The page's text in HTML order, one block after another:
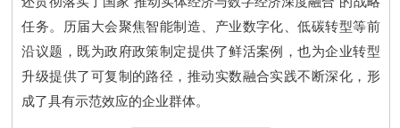
任务。历届大会聚焦智能制造、产业数字化、低碳转型等前
沿议题，既为政府政策制定提供了鲜活案例，也为企业转型
升级提供了可复制的路径，推动实数融合实践不断深化，形
成了具有示范效应的企业群体。